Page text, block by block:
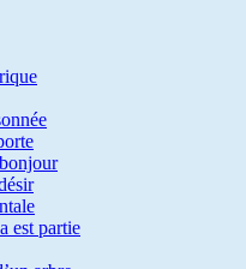
est partie